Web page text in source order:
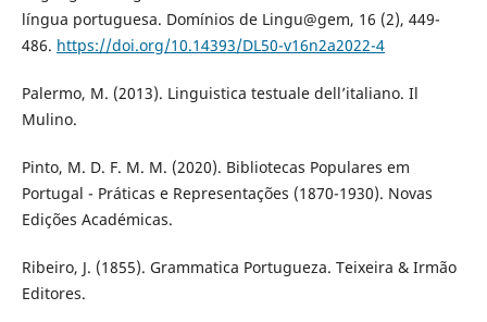
língua portuguesa. Domínios de Lingu@gem, 16 (2), 449-
486. https://doi.org/10.14393/DL50-v16n2a2022-4
Palermo, M. (2013). Linguistica testuale dell’italiano. Il
Mulino.
Pinto, M. D. F. M. M. (2020). Bibliotecas Populares em
Portugal - Práticas e Representações (1870-1930). Novas
Edições Académicas.
Ribeiro, J. (1855). Grammatica Portugueza. Teixeira & Irmão
Editores.